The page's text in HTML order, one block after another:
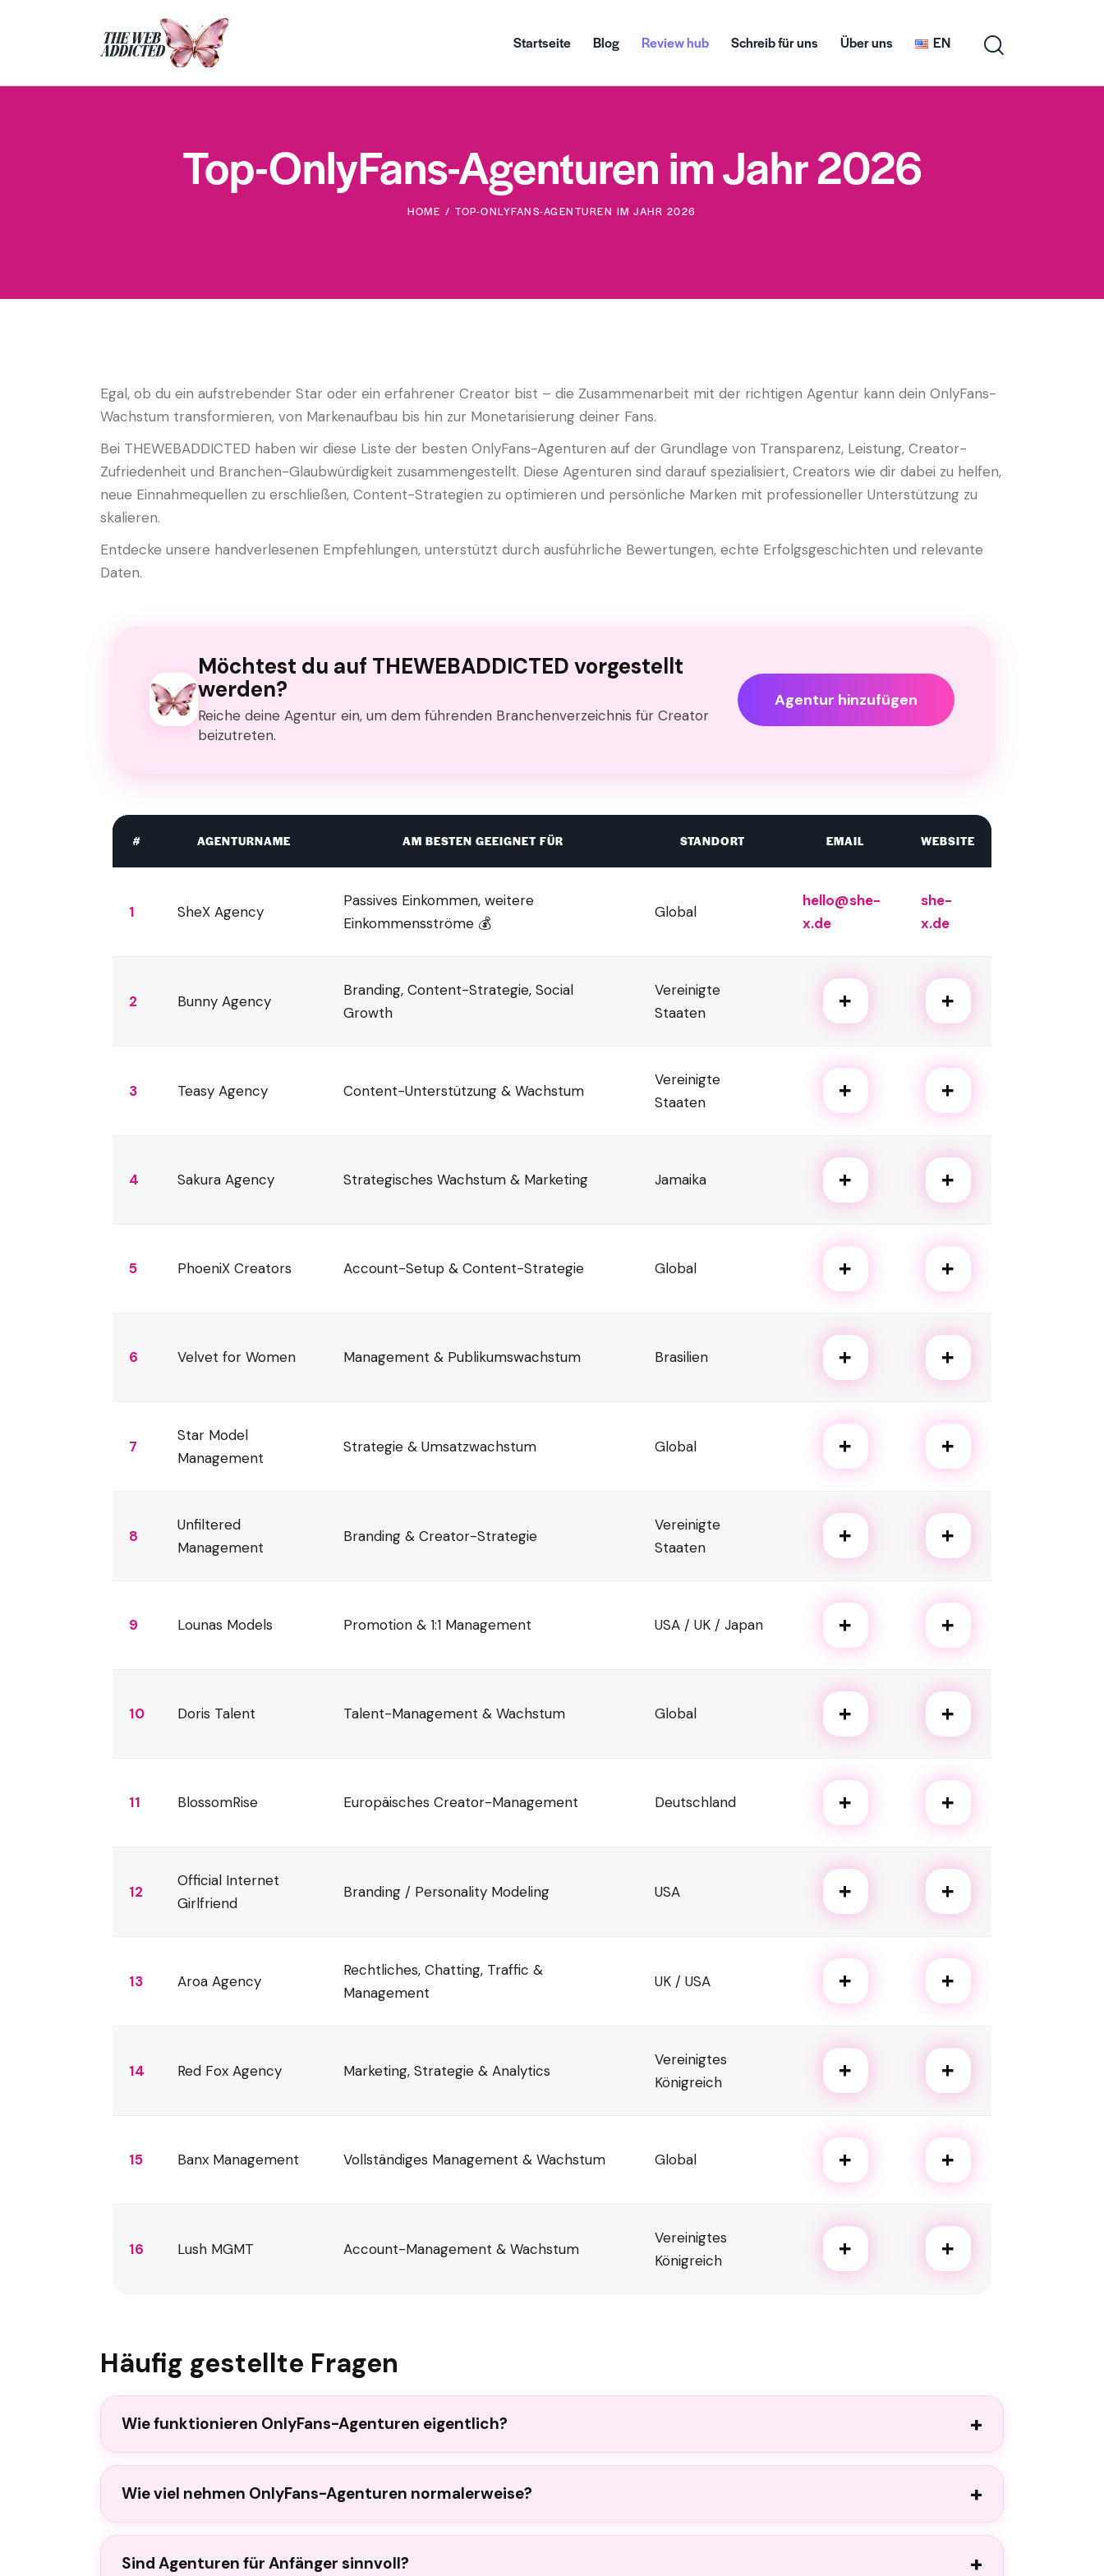
Startseite Blog Review hub Schreib für uns Über uns EN
Top-OnlyFans-Agenturen im Jahr 2026
HOME TOP-ONLYFANS-AGENTUREN IM JAHR 2026
Egal, ob du ein aufstrebender Star oder ein erfahrener Creator bist – die Zusammenarbeit mit der richtigen Agentur kann dein OnlyFans-
Wachstum transformieren, von Markenaufbau bis hin zur Monetarisierung deiner Fans.
Bei THEWEBADDICTED haben wir diese Liste der besten OnlyFans-Agenturen auf der Grundlage von Transparenz, Leistung, Creator-
Zufriedenheit und Branchen-Glaubwürdigkeit zusammengestellt. Diese Agenturen sind darauf spezialisiert, Creators wie dir dabei zu helfen,
neue Einnahmequellen zu erschließen, Content-Strategien zu optimieren und persönliche Marken mit professioneller Unterstützung zu
skalieren.
Entdecke unsere handverlesenen Empfehlungen, unterstützt durch ausführliche Bewertungen, echte Erfolgsgeschichten und relevante
Daten.
Möchtest du auf THEWEBADDICTED vorgestellt
werden?
Reiche deine Agentur ein, um dem führenden Branchenverzeichnis für Creator
beizutreten.
Agentur hinzufügen
# AGENTURNAME AM BESTEN GEEIGNET FÜR STANDORT EMAIL WEBSITE
1 SheX Agency
Passives Einkommen, weitere
Einkommensströme 💰
Global
hello@she-
x.de
she-
x.de
2 Bunny Agency
Branding, Content-Strategie, Social
Growth
Vereinigte
Staaten
+ +
3 Teasy Agency Content-Unterstützung & Wachstum
Vereinigte
Staaten
+ +
4 Sakura Agency Strategisches Wachstum & Marketing Jamaika + +
5 PhoeniX Creators Account-Setup & Content-Strategie Global + +
6 Velvet for Women Management & Publikumswachstum Brasilien + +
7
Star Model
Management
Strategie & Umsatzwachstum Global + +
8
Unfiltered
Management
Branding & Creator-Strategie
Vereinigte
Staaten
+ +
9 Lounas Models Promotion & 1:1 Management USA / UK / Japan + +
10 Doris Talent Talent-Management & Wachstum Global + +
11 BlossomRise Europäisches Creator-Management Deutschland + +
12
Official Internet
Girlfriend
Branding / Personality Modeling USA + +
13 Aroa Agency
Rechtliches, Chatting, Traffic &
Management
UK / USA + +
14 Red Fox Agency Marketing, Strategie & Analytics
Vereinigtes
Königreich
+ +
15 Banx Management Vollständiges Management & Wachstum Global + +
16 Lush MGMT Account-Management & Wachstum
Vereinigtes
Königreich
+ +
Häufig gestellte Fragen
Wie funktionieren OnlyFans-Agenturen eigentlich? +
Wie viel nehmen OnlyFans-Agenturen normalerweise? +
Sind Agenturen für Anfänger sinnvoll? +